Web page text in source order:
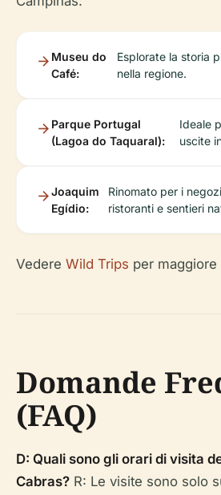
Museu do
Café:
Esplorate la storia
nella regione.
Parque Portugal
(Lagoa do Taquaral):
Ideale
uscite
Joaquim
Egídio:
Rinomato per i
ristoranti e sentieri
Vedere Wild Trips per
Domande
(FAQ)
D: Quali sono gli orari di visita
Cabras? R: Le visite sono solo